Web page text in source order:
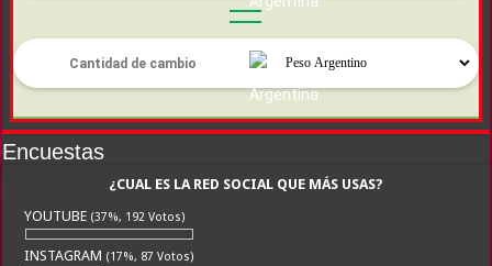
Encuestas
¿CUAL ES LA RED SOCIAL QUE MÁS USAS?
YOUTUBE (37%, 192 Votos)
INSTAGRAM (17%, 87 Votos)